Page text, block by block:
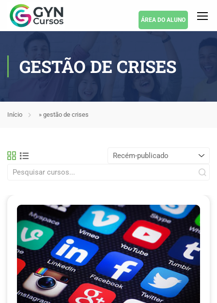
ÁREA DO ALUNO
GESTÃO DE CRISES
Início » gestão de crises